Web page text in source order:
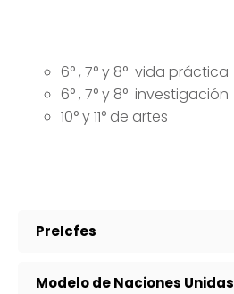
6° , 7° y 8° vida práctica
6° , 7° y 8° investigación
10° y 11° de artes
PreIcfes
Modelo de Naciones Unidas